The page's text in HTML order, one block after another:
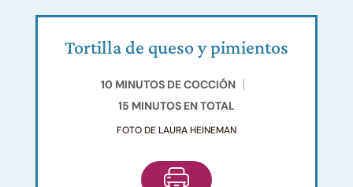
Tortilla de queso y pimientos
10 MINUTOS DE COCCIÓN
15 MINUTOS EN TOTAL
FOTO DE LAURA HEINEMAN